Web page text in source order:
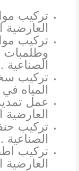
تركيب
العارضية
تركيب
وطلمبات
الصناعية .
تركيب
المياه
عمل
العارضية
تركيب
الصناعية .
تركيب
العارضية